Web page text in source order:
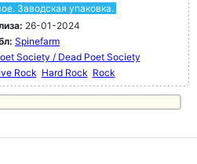
Заводская упаковка.
26-01-2024
Spinefarm
Society / Dead Poet Society
Rock Hard Rock Rock